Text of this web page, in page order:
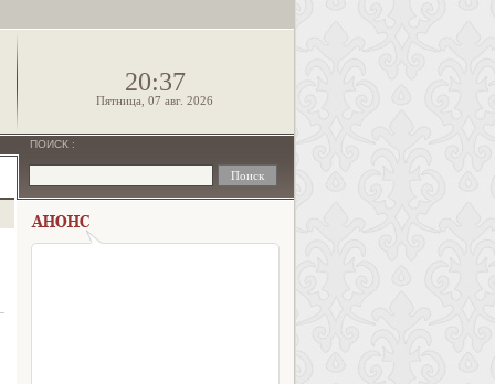
20:37
Пятница, 07 авг. 2026
ПОИСК :